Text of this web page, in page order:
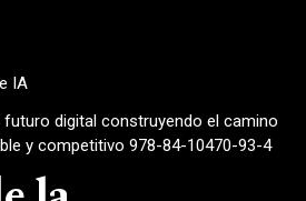
IA
futuro digital construyendo el camino
y competitivo 978-84-10470-93-4